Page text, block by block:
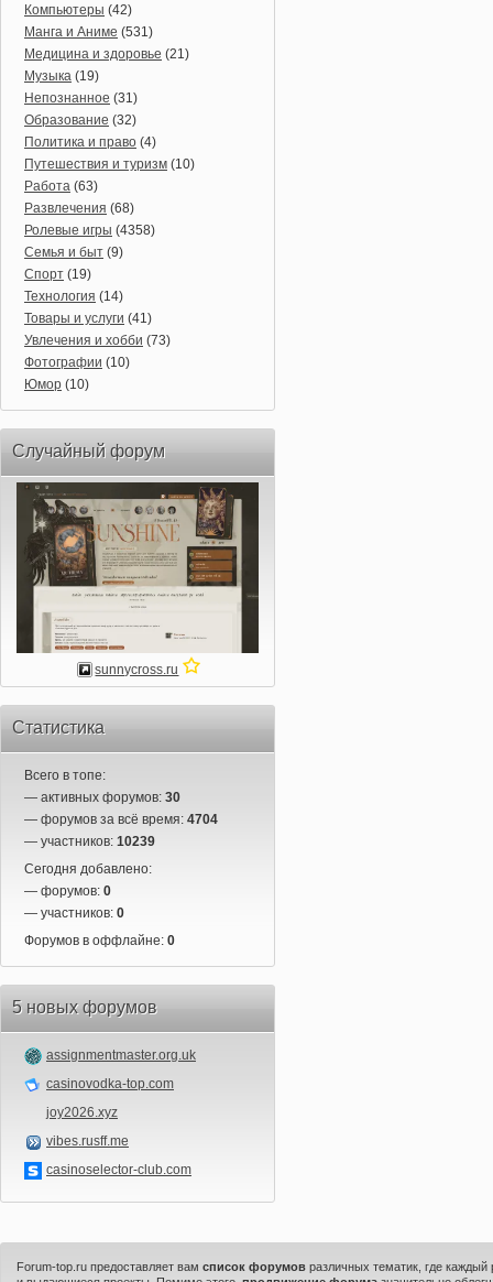
Компьютеры (42)
Манга и Аниме (531)
Медицина и здоровье (21)
Музыка (19)
Непознанное (31)
Образование (32)
Политика и право (4)
Путешествия и туризм (10)
Работа (63)
Развлечения (68)
Ролевые игры (4358)
Семья и быт (9)
Спорт (19)
Технология (14)
Товары и услуги (41)
Увлечения и хобби (73)
Фотографии (10)
Юмор (10)
Случайный форум
sunnycross.ru
Статистика
Всего в топе:
— активных форумов: 30
— форумов за всё время: 4704
— участников: 10239
Сегодня добавлено:
— форумов: 0
— участников: 0
Форумов в оффлайне: 0
5 новых форумов
assignmentmaster.org.uk
casinovodka-top.com
joy2026.xyz
vibes.rusff.me
casinoselector-club.com
Forum-top.ru предоставляет вамсписок форумов различных тематик, где